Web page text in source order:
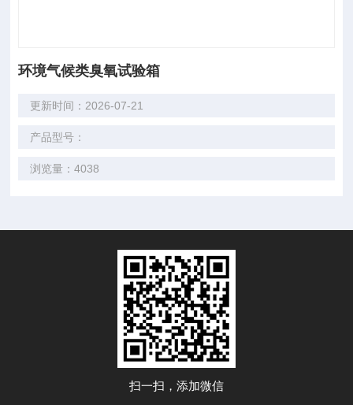
环境气候类臭氧试验箱
更新时间：2026-07-21
产品型号：
浏览量：4038
扫一扫，添加微信